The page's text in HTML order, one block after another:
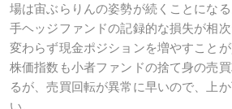
場は宙ぶらりんの姿勢が続くことにな
手ヘッジファンドの記録的な損失が相
変わらず現金ポジションを増やすことが
株価指数も小者ファンドの捨て身の売
るが、売買回転が異常に早いので、上
い。